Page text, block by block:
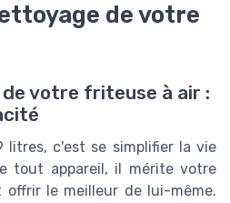
de votre
votre friteuse à air :
c'est se simplifier la vie
tout appareil, il mérite votre
le meilleur de lui-même.